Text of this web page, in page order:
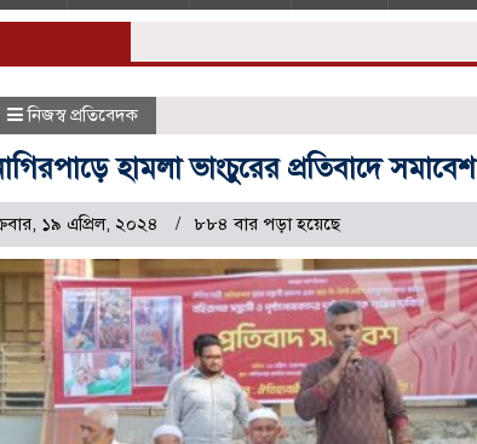
নিজস্ব প্রতিবেদক
হামলা ভাংচুরের প্রতিবাদে সমাবেশ
১৯ এপ্রিল, ২০২৪ ৮৮৪ বার পড়া হয়েছে